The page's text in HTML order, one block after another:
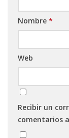
Nombre *
Web
Recibir un
comentarios